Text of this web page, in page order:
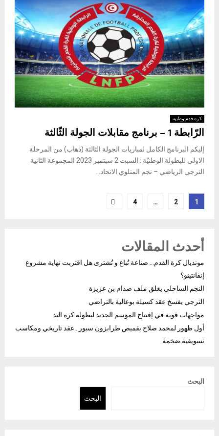
كرة قدم وطنية
الرّابطة 1 – برنامج مقابلات الجولة الثّالثة
إليكم البرنامج الكامل لمباريات الجولة الثالثة (ذهاب) من المرحلة
الاولى للبطولة الوطنيّة : السبت 2 سبتمبر 2023 المجموعة الثانية
الترجي الرياضي – نجم المتلوي الاتحاد...
Posts
1
2
…
4
أحدث المقالات
مونديال كرة القدم… صناعة تُباع و تُشترى هل اقتربت نهاية مشروع
إنفانتينو؟
النجم الساحلي يغلق ملف صدام بن عزيزة
الترجي يفسخ عقد كسيلة بوعالية بالتراضي
مواجهات قوية في إفتتاح الموسم الجديد لبطولة كرة اليد
أول ظهور لمحمد صلاح بقميص طرابزون سبور.. عقد تاريخي ومكاسب
تسويقية ضخمة
البحث
البحث